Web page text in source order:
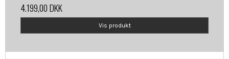
4.199,00 DKK
Vis produkt